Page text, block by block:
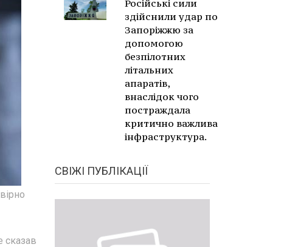
сказав
Російські сили
здійснили удар по
Запоріжжю за
допомогою
безпілотних
літальних
апаратів,
внаслідок чого
постраждала
критично важлива
інфраструктура.
СВІЖІ ПУБЛІКАЦІЇ